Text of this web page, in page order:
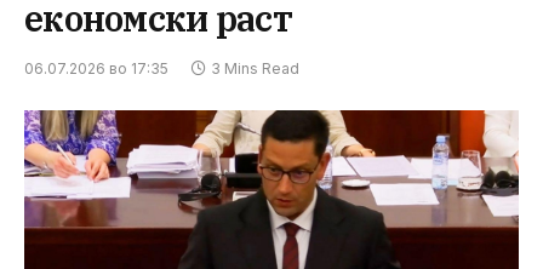
економски раст
06.07.2026 во 17:35 3 Mins Read